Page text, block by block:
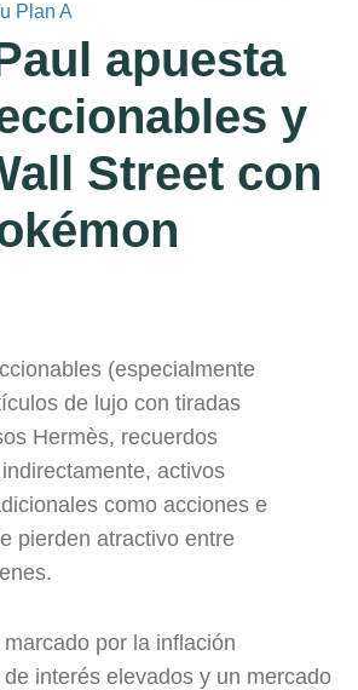
Plan A
apuesta
y
Street con
(especialmente
de lujo con tiradas
Hermès, recuerdos
activos
como acciones e
pierden atractivo entre
por la inflación
interés elevados y un mercado